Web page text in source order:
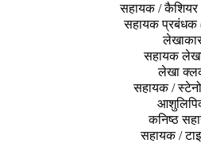
सहायक / कैशियर
सहायक प्रबंधक
सहायक
लेखा
सहायक /
कनिष्ठ
सहायक /